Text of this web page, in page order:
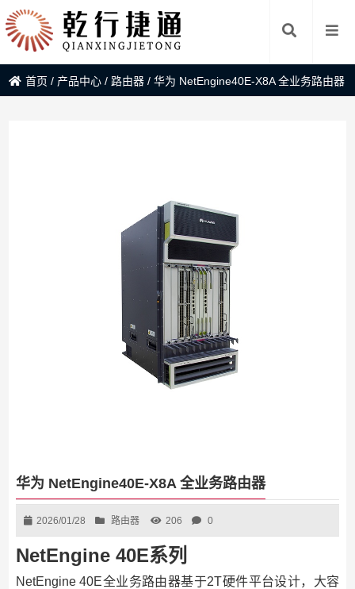
首页 / 产品中心 / 路由器 /华为 NetEngine40E-X8A 全业务路由器
华为 NetEngine40E-X8A 全业务路由器
2026/01/28 路由器 206 0
NetEngine 40E系列
NetEngine 40E全业务路由器基于2T硬件平台设计，大容